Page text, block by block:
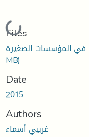
Loading...
Files
MB)
Date
2015
Authors
غريبي أسماء